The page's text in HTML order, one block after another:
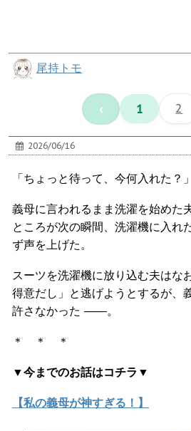
尾持トモ
‹ 1 2
2026/06/16
「ちょっと待って、今何入れた？」
義母に言われるまま洗濯を始めた夫
ところが次の瞬間、洗濯機に入れ
ず声を上げた。
スーツを洗濯機に放り込む夫はな
得意だし」と逃げようとするが、
許さなかった ――。
＊ ＊ ＊
▼今までのお話はコチラ▼
【私の義母が神すぎる！】